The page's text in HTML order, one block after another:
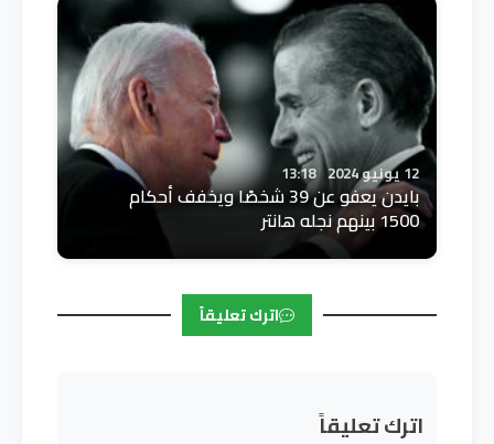
12 يونيو 2024 13:18
بايدن يعفو عن 39 شخصًا ويخفف أحكام
1500 بينهم نجله هانتر
اترك تعليقاً
اترك تعليقاً